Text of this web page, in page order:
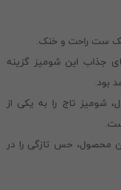
یک ست راحت و خنک.
جذاب این شومیز گزینه
بود.
شومیز تاج را به یکی از
محصول، حس تازگی را در